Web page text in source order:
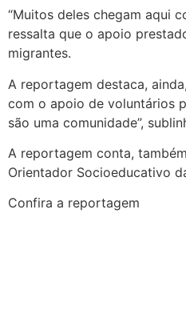
“Muitos deles chegam aqui
ressalta que o apoio
migrantes.
A reportagem destaca,
com o apoio de voluntários
são uma comunidade”,
A reportagem conta,
Orientador Socioeducativo
Confira a reportagem